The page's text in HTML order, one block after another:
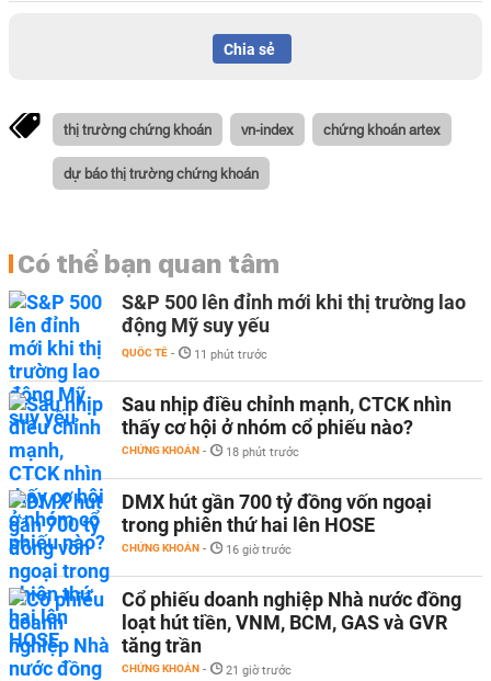
Chia sẻ
thị trường chứng khoán vn-index chứng khoán artex
dự báo thị trường chứng khoán
Có thể bạn quan tâm
S&P 500 lên đỉnh mới khi thị trường lao
động Mỹ suy yếu
QUỐC TẾ - 11 phút trước
Sau nhịp điều chỉnh mạnh, CTCK nhìn
thấy cơ hội ở nhóm cổ phiếu nào?
CHỨNG KHOÁN - 18 phút trước
DMX hút gần 700 tỷ đồng vốn ngoại
trong phiên thứ hai lên HOSE
CHỨNG KHOÁN - 16 giờ trước
Cổ phiếu doanh nghiệp Nhà nước đồng
loạt hút tiền, VNM, BCM, GAS và GVR
tăng trần
CHỨNG KHOÁN - 21 giờ trước